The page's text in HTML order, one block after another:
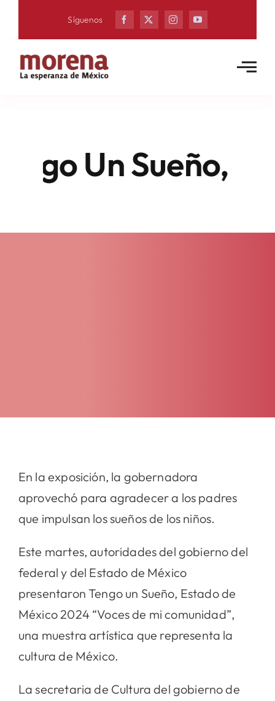
Síguenos
Sueño,
En la exposición, la gobernadora
aprovechó para agradecer a los padres
que impulsan los sueños de los niños.
Este martes, autoridades del gobierno del
federal y del Estado de México
presentaron Tengo un Sueño, Estado de
México 2024 “Voces de mi comunidad”,
una muestra artística que representa la
cultura de México.
La secretaria de Cultura del gobierno de